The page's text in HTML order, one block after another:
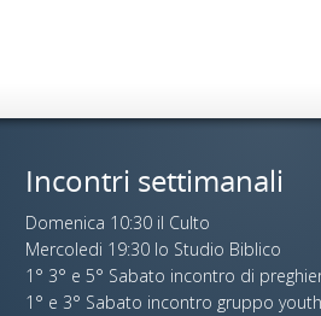
Incontri settimanali
Domenica 10:30 il Culto
Mercoledi 19:30 lo Studio Biblico
1° 3° e 5° Sabato incontro di
1° e 3° Sabato incontro gruppo youth